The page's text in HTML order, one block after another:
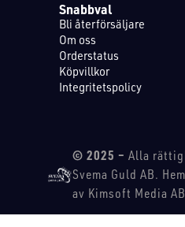
Snabbval
Bli återförsäljare
Om oss
Orderstatus
Köpvillkor
Integritetspolicy
© 2025 – Alla
Svema Guld AB.
av Kimsoft Media AB